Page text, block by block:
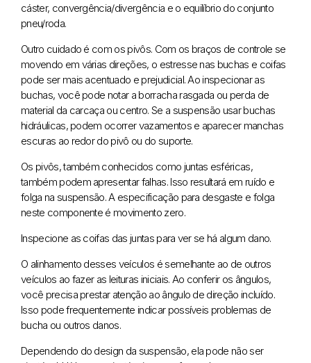
cáster, convergência/divergência e o equilíbrio do conjunto
pneu/roda.
Outro cuidado é com os pivôs. Com os braços de controle se
movendo em várias direções, o estresse nas buchas e coifas
pode ser mais acentuado e prejudicial. Ao inspecionar as
buchas, você pode notar a borracha rasgada ou perda de
material da carcaça ou centro. Se a suspensão usar buchas
hidráulicas, podem ocorrer vazamentos e aparecer manchas
escuras ao redor do pivô ou do suporte.
Os pivôs, também conhecidos como juntas esféricas,
também podem apresentar falhas. Isso resultará em ruído e
folga na suspensão. A especificação para desgaste e folga
neste componente é movimento zero.
Inspecione as coifas das juntas para ver se há algum dano.
O alinhamento desses veículos é semelhante ao de outros
veículos ao fazer as leituras iniciais. Ao conferir os ângulos,
você precisa prestar atenção ao ângulo de direção incluído.
Isso pode frequentemente indicar possíveis problemas de
bucha ou outros danos.
Dependendo do design da suspensão, ela pode não ser